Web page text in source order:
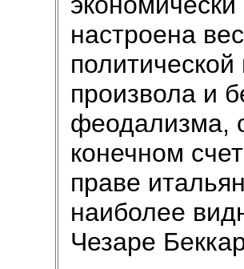
настроена
произвола и
феодализма,
конечном
праве
наиболее
Чезаре